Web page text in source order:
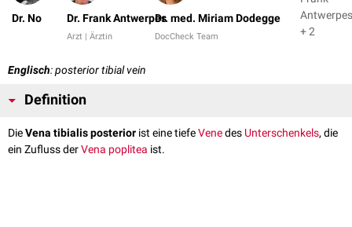
Dr. No Dr. Frank Antwerpes
Arzt | Ärztin
Dr. med. Miriam Dodegge
DocCheck Team
Antwerpes
+ 2
Englisch: posterior tibial vein
Definition
DieVena tibialis posterior ist eine tiefeVenedes Unterschenkels, die
ein Zufluss derVena poplitea ist.